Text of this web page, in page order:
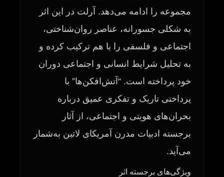
مجموعه را ادامه می‌دهد. آرلت در این اثر
به شکلی جسورانه، عناصر روان‌شناختی،
اجتماعی و فلسفی را با هم ترکیب کرده و
به تحلیل شرایط انسانی و اجتماعی دوران
خود پرداخته است. “آتش‌افکن‌ها” با
پرداختی تاریک و تفکری عمیق درباره
بحران‌های هویتی و اجتماعی، از آثار
برجسته ادبیات مدرن آمریکای لاتین به‌شمار
می‌آید.
ویژگی‌های برجسته اثر